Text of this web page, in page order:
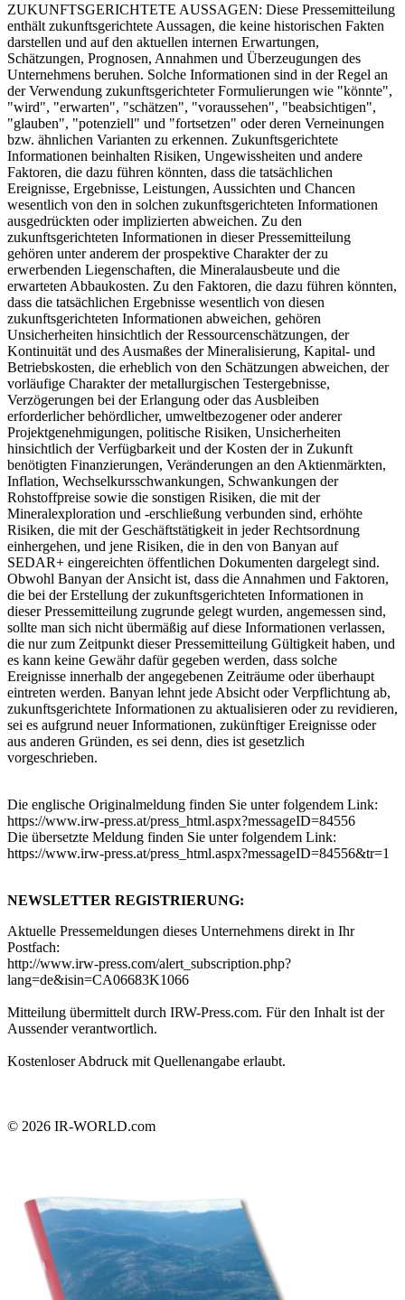
ZUKUNFTSGERICHTETE AUSSAGEN: Diese Pressemitteilung
enthält zukunftsgerichtete Aussagen, die keine historischen Fakten
darstellen und auf den aktuellen internen Erwartungen,
Schätzungen, Prognosen, Annahmen und Überzeugungen des
Unternehmens beruhen. Solche Informationen sind in der Regel an
der Verwendung zukunftsgerichteter Formulierungen wie "könnte",
"wird", "erwarten", "schätzen", "voraussehen", "beabsichtigen",
"glauben", "potenziell" und "fortsetzen" oder deren Verneinungen
bzw. ähnlichen Varianten zu erkennen. Zukunftsgerichtete
Informationen beinhalten Risiken, Ungewissheiten und andere
Faktoren, die dazu führen könnten, dass die tatsächlichen
Ereignisse, Ergebnisse, Leistungen, Aussichten und Chancen
wesentlich von den in solchen zukunftsgerichteten Informationen
ausgedrückten oder implizierten abweichen. Zu den
zukunftsgerichteten Informationen in dieser Pressemitteilung
gehören unter anderem der prospektive Charakter der zu
erwerbenden Liegenschaften, die Mineralausbeute und die
erwarteten Abbaukosten. Zu den Faktoren, die dazu führen könnten,
dass die tatsächlichen Ergebnisse wesentlich von diesen
zukunftsgerichteten Informationen abweichen, gehören
Unsicherheiten hinsichtlich der Ressourcenschätzungen, der
Kontinuität und des Ausmaßes der Mineralisierung, Kapital- und
Betriebskosten, die erheblich von den Schätzungen abweichen, der
vorläufige Charakter der metallurgischen Testergebnisse,
Verzögerungen bei der Erlangung oder das Ausbleiben
erforderlicher behördlicher, umweltbezogener oder anderer
Projektgenehmigungen, politische Risiken, Unsicherheiten
hinsichtlich der Verfügbarkeit und der Kosten der in Zukunft
benötigten Finanzierungen, Veränderungen an den Aktienmärkten,
Inflation, Wechselkursschwankungen, Schwankungen der
Rohstoffpreise sowie die sonstigen Risiken, die mit der
Mineralexploration und -erschließung verbunden sind, erhöhte
Risiken, die mit der Geschäftstätigkeit in jeder Rechtsordnung
einhergehen, und jene Risiken, die in den von Banyan auf
SEDAR+ eingereichten öffentlichen Dokumenten dargelegt sind.
Obwohl Banyan der Ansicht ist, dass die Annahmen und Faktoren,
die bei der Erstellung der zukunftsgerichteten Informationen in
dieser Pressemitteilung zugrunde gelegt wurden, angemessen sind,
sollte man sich nicht übermäßig auf diese Informationen verlassen,
die nur zum Zeitpunkt dieser Pressemitteilung Gültigkeit haben, und
es kann keine Gewähr dafür gegeben werden, dass solche
Ereignisse innerhalb der angegebenen Zeiträume oder überhaupt
eintreten werden. Banyan lehnt jede Absicht oder Verpflichtung ab,
zukunftsgerichtete Informationen zu aktualisieren oder zu revidieren,
sei es aufgrund neuer Informationen, zukünftiger Ereignisse oder
aus anderen Gründen, es sei denn, dies ist gesetzlich
vorgeschrieben.
Die englische Originalmeldung finden Sie unter folgendem Link:
https://www.irw-press.at/press_html.aspx?messageID=84556
Die übersetzte Meldung finden Sie unter folgendem Link:
https://www.irw-press.at/press_html.aspx?messageID=84556&tr=1
NEWSLETTER REGISTRIERUNG:
Aktuelle Pressemeldungen dieses Unternehmens direkt in Ihr
Postfach:
http://www.irw-press.com/alert_subscription.php?
lang=de&isin=CA06683K1066
Mitteilung übermittelt durch IRW-Press.com. Für den Inhalt ist der
Aussender verantwortlich.
Kostenloser Abdruck mit Quellenangabe erlaubt.
© 2026 IR-WORLD.com